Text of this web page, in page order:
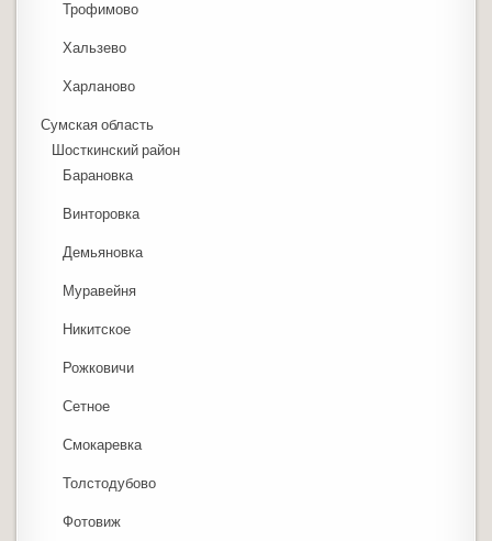
Трофимово
Хальзево
Харланово
Сумская область
Шосткинский район
Барановка
Винторовка
Демьяновка
Муравейня
Никитское
Рожковичи
Сетное
Смокаревка
Толстодубово
Фотовиж